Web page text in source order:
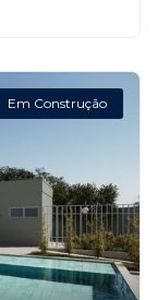
Em Construção